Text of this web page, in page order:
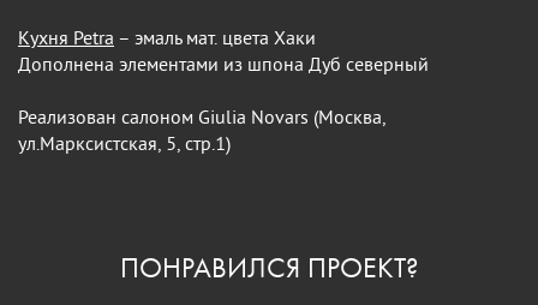
Кухня Petra – эмаль мат. цвета Хаки
Дополнена элементами из шпона Дуб северный
Реализован салоном Giulia Novars (Москва,
ул.Марксистская, 5, стр.1)
ПОНРАВИЛСЯ ПРОЕКТ?